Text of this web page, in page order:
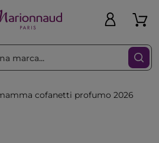
cofanetti profumo 2026
Filtra